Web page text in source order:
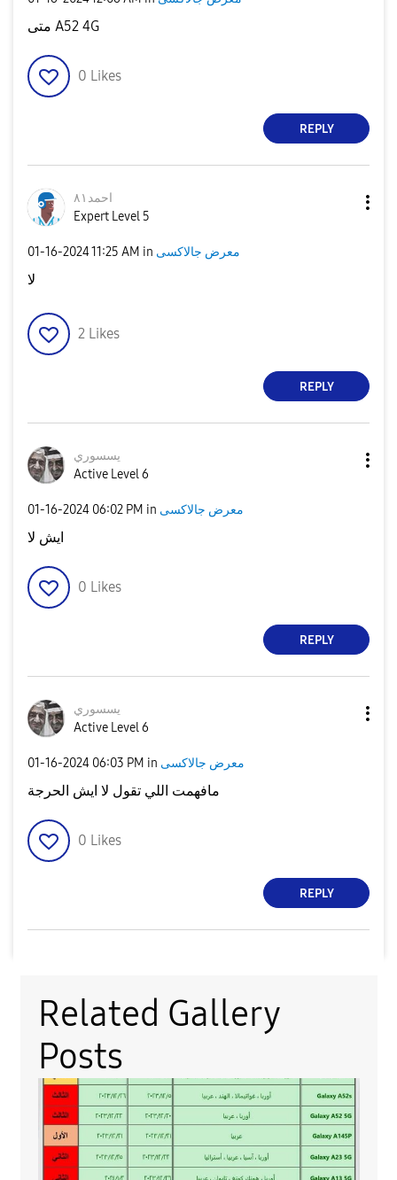
متى A52 4G
0 Likes
REPLY
احمد٨١
Expert Level 5
‎01-16-202411:25 AM in معرض جالاكسى
لا
2 Likes
REPLY
يسسوري
Active Level 6
‎01-16-2024 06:02 PM in معرض جالاكسى
ايش لا
0 Likes
REPLY
يسسوري
Active Level 6
‎01-16-2024 06:03 PM in معرض جالاكسى
مافهمت اللي تقول لا ايش الحرجة
0 Likes
REPLY
Related Gallery
Posts